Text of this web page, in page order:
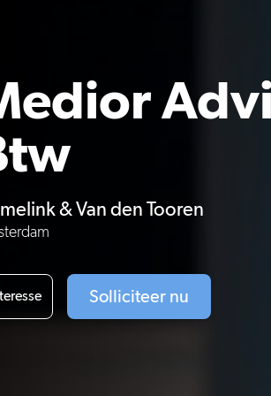
& Van den Tooren
Solliciteer nu